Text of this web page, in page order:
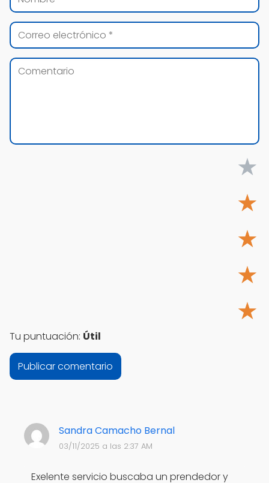
Sandra Camacho Bernal
03/11/2025 a las 2:37 AM
Exelente servicio buscaba un prendedor y
★
★
★
★
★
Tu puntuación: Útil